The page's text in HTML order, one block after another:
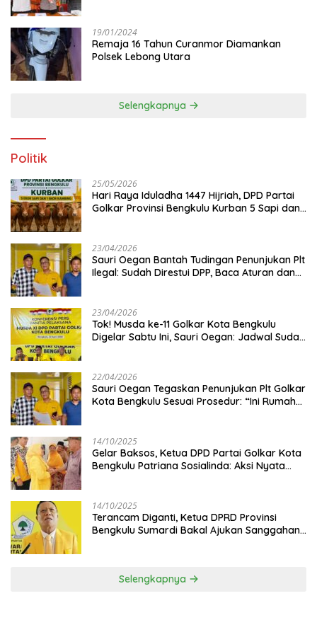
19/01/2024
Remaja 16 Tahun Curanmor Diamankan
Polsek Lebong Utara
Selengkapnya
Politik
25/05/2026
Hari Raya Iduladha 1447 Hijriah, DPD Partai
Golkar Provinsi Bengkulu Kurban 5 Sapi dan 1
23/04/2026
Sauri Oegan Bantah Tudingan Penunjukan Plt
Ilegal: Sudah Direstui DPP, Baca Aturan dan
23/04/2026
‎Tok! Musda ke-11 Golkar Kota Bengkulu
Digelar Sabtu Ini, Sauri Oegan: Jadwal Sudah
22/04/2026
Sauri Oegan Tegaskan Penunjukan Plt Golkar
Kota Bengkulu Sesuai Prosedur: “Ini Rumah
14/10/2025
‎Gelar Baksos, Ketua DPD Partai Golkar Kota
Bengkulu Patriana Sosialinda: Aksi Nyata
14/10/2025
Terancam Diganti, Ketua DPRD Provinsi
Bengkulu Sumardi Bakal Ajukan Sanggahan
Selengkapnya